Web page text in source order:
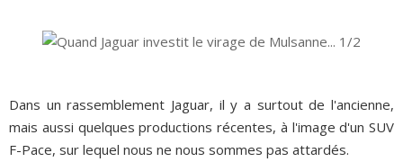
Dans un rassemblement Jaguar, il y a surtout de l'ancienne,
mais aussi quelques productions récentes, à l'image d'un SUV
F-Pace, sur lequel nous ne nous sommes pas attardés.